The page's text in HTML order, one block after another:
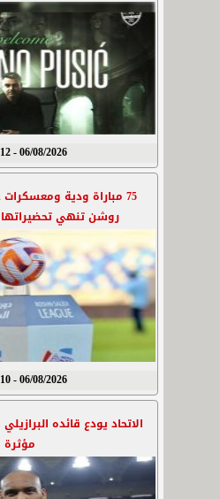
06/08/2026 - 10:12 م
75 مباراة ودية
روشن تنهي
06/08/2026 - 10:10 م
الاتحاد يودع قائده
مؤثرة